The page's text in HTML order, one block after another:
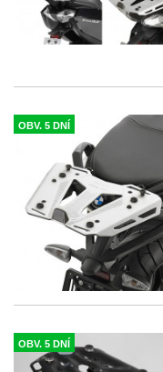
OBV. 5 DNÍ
OBV. 5 DNÍ